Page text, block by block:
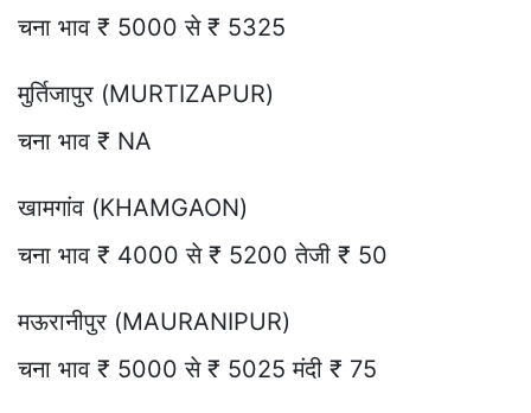
चना भाव ₹ 5000 से ₹ 5325
मुर्तिजापुर (MURTIZAPUR)
चना भाव ₹ NA
खामगांव (KHAMGAON)
चना भाव ₹ 4000 से ₹ 5200 तेजी ₹ 50
मऊरानीपुर (MAURANIPUR)
चना भाव ₹ 5000 से ₹ 5025 मंदी ₹ 75